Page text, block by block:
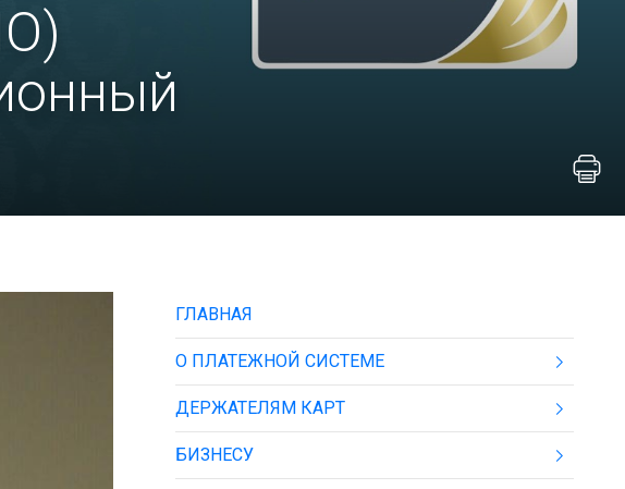
ГЛАВНАЯ
О ПЛАТЕЖНОЙ СИСТЕМЕ
ДЕРЖАТЕЛЯМ КАРТ
БИЗНЕСУ